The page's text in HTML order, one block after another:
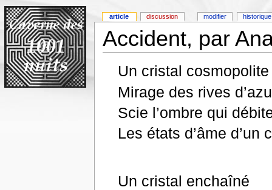
Accident, par
Un cristal cosmopolite
Mirage des rives
Scie l’ombre qui
Les états d’âme d’un
Un cristal enchaîné
article discussion modifier historique